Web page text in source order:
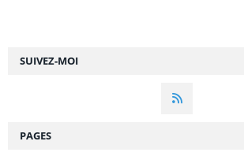
SUIVEZ-MOI
PAGES